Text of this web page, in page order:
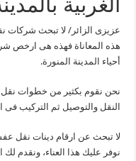
عزيزى الزائر/ لا تبحث شركات
هذه المعاناة فهذه هى ارخص
أحياء المدينة المنورة.
نحن نقوم بكثير من خطوات نقل
النقل والتوصيل ثم التركيب فى
لا تبحث عن ارقام دينات نقل
نوفر عليك هذا العناء، ونقدم